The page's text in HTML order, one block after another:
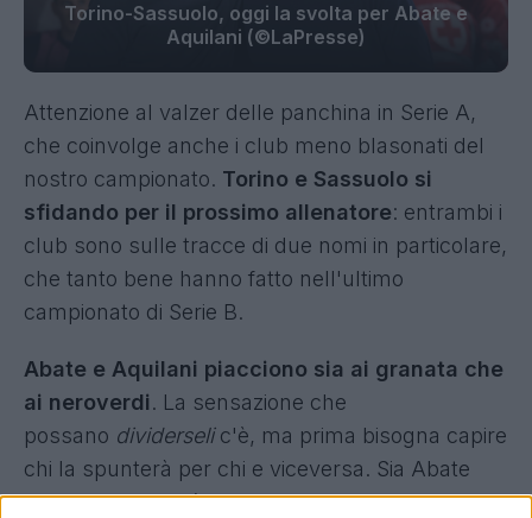
Torino-Sassuolo, oggi la svolta per Abate e
Aquilani (©LaPresse)
Attenzione al valzer delle panchina in Serie A,
che coinvolge anche i club meno blasonati del
nostro campionato. Torino e Sassuolo si
sfidando per il prossimo allenatore: entrambi i
club sono sulle tracce di due nomi in particolare,
che tanto bene hanno fatto nell'ultimo
campionato di Serie B.
Abate e Aquilani piacciono sia ai granata che
ai neroverdi. La sensazione che
possano dividerselic'è, ma prima bisogna capire
chi la spunterà per chi e viceversa. Sia Abate
che Aquilani, però, sembrano destinati ad